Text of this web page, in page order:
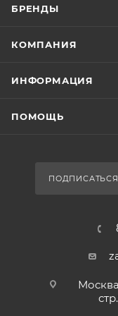
БРЕНДЫ
КОМПАНИЯ
ИНФОРМАЦИЯ
ПОМОЩЬ